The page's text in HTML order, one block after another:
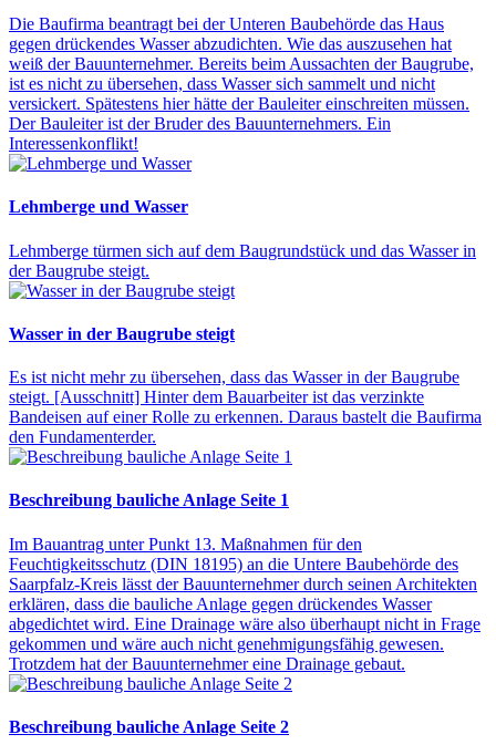
Die Baufirma beantragt bei der Unteren Baubehörde das Haus
gegen drückendes Wasser abzudichten. Wie das auszusehen hat
weiß der Bauunternehmer. Bereits beim Aussachten der Baugrube,
ist es nicht zu übersehen, dass Wasser sich sammelt und nicht
versickert. Spätestens hier hätte der Bauleiter einschreiten müssen.
Der Bauleiter ist der Bruder des Bauunternehmers. Ein
Interessenkonflikt!
Lehmberge und Wasser
Lehmberge türmen sich auf dem Baugrundstück und das Wasser in
der Baugrube steigt.
Wasser in der Baugrube steigt
Es ist nicht mehr zu übersehen, dass das Wasser in der Baugrube
steigt. [Ausschnitt] Hinter dem Bauarbeiter ist das verzinkte
Bandeisen auf einer Rolle zu erkennen. Daraus bastelt die Baufirma
den Fundamenterder.
Beschreibung bauliche Anlage Seite 1
Im Bauantrag unter Punkt 13. Maßnahmen für den
Feuchtigkeitsschutz (DIN 18195) an die Untere Baubehörde des
Saarpfalz-Kreis lässt der Bauunternehmer durch seinen Architekten
erklären, dass die bauliche Anlage gegen drückendes Wasser
abgedichtet wird. Eine Drainage wäre also überhaupt nicht in Frage
gekommen und wäre auch nicht genehmigungsfähig gewesen.
Trotzdem hat der Bauunternehmer eine Drainage gebaut.
Beschreibung bauliche Anlage Seite 2